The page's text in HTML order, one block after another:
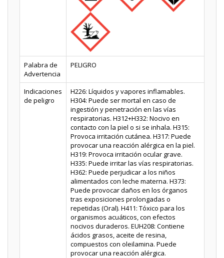
Palabra de
Advertencia
PELIGRO
Indicaciones
de peligro
H226: Líquidos y vapores inflamables.
H304: Puede ser mortal en caso de
ingestión y penetración en las vías
respiratorias. H312+H332: Nocivo en
contacto con la piel o si se inhala. H315:
Provoca irritación cutánea. H317: Puede
provocar una reacción alérgica en la piel.
H319: Provoca irritación ocular grave.
H335: Puede irritar las vías respiratorias.
H362: Puede perjudicar a los niños
alimentados con leche materna. H373:
Puede provocar daños en los órganos
tras exposiciones prolongadas o
repetidas (Oral). H411: Tóxico para los
organismos acuáticos, con efectos
nocivos duraderos. EUH208: Contiene
ácidos grasos, aceite de resina,
compuestos con oleilamina. Puede
provocar una reacción alérgica.